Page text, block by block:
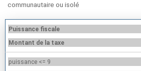
communautaire ou isolé
Puissance fiscale
Montant de la taxe
puissance <= 9